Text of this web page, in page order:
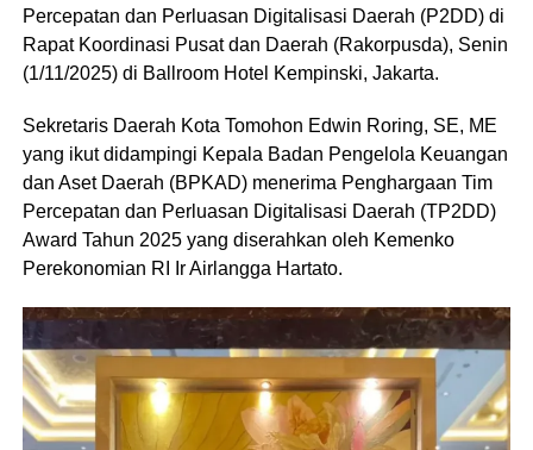
Percepatan dan Perluasan Digitalisasi Daerah (P2DD) di
Rapat Koordinasi Pusat dan Daerah (Rakorpusda), Senin
(1/11/2025) di Ballroom Hotel Kempinski, Jakarta.
Sekretaris Daerah Kota Tomohon Edwin Roring, SE, ME
yang ikut didampingi Kepala Badan Pengelola Keuangan
dan Aset Daerah (BPKAD) menerima Penghargaan Tim
Percepatan dan Perluasan Digitalisasi Daerah (TP2DD)
Award Tahun 2025 yang diserahkan oleh Kemenko
Perekonomian RI Ir Airlangga Hartato.